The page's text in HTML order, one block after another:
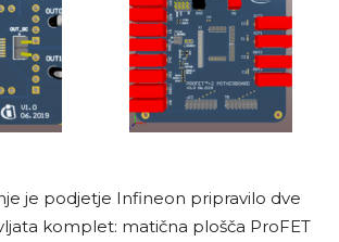
je podjetje Infineon pripravilo dve
komplet: matična plošča ProFET